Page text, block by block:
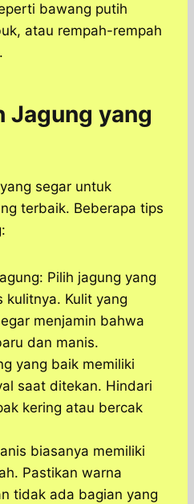
bawang putih
atau rempah-rempah
Jagung yang
segar untuk
terbaik. Beberapa tips
Pilih jagung yang
kulitnya. Kulit yang
menjamin bahwa
dan manis.
yang baik memiliki
saat ditekan. Hindari
kering atau bercak
biasanya memiliki
Pastikan warna
tidak ada bagian yang